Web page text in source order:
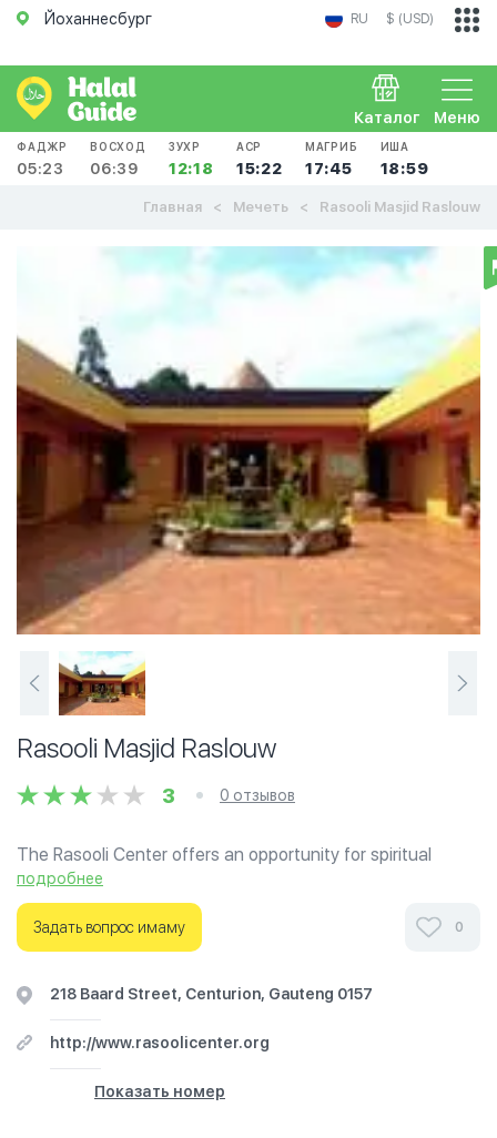
Йоханнесбург RU $ (USD)
Меню
Каталог
ФАДЖР
05:23
ВОСХОД
06:39
ЗУХР
12:18
АСР
15:22
МАГРИБ
17:45
ИША
18:59
Главная Мечеть Rasooli Masjid Raslouw
Rasooli Masjid Raslouw
3 0 отзывов
The Rasooli Center offers an opportunity for spiritual
seekers to gather and exchange relevant experiences
about truth, God and the meaning and purpose of life.
Ознакомьтесь с отзывами посетителей Rasooli Masjid
часах работы. Ваше духовное путешествие начинается
здесь.
подробнее
Задать вопрос имаму 0
218 Baard Street, Centurion, Gauteng 0157
http://www.rasoolicenter.org
Показать номер